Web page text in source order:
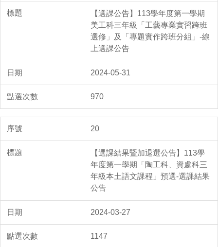
【選課公告】113學年度第一學期
美工科三年級「工藝專業實習跨班
選修」及「專題實作跨班分組」-線
上選課公告
2024-05-31
970
20
【選課結果暨加退選公告】113學
年度第一學期「陶工科、資處科三
年級本土語文課程」預選-選課結果
公告
2024-03-27
1147